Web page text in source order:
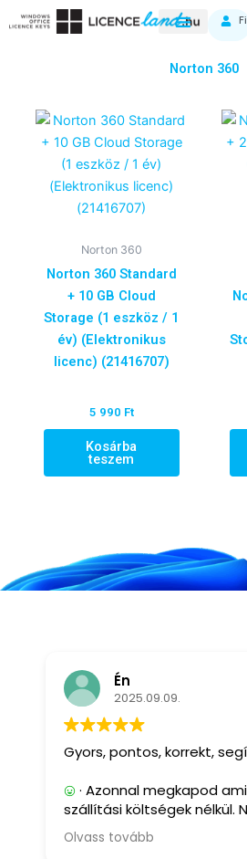
to
Norton 360
Norton 360
Norton 360 Standard
+ 10 GB Cloud
Storage (1 eszköz / 1
év) (Elektronikus
licenc) (21416707)
5 990 Ft
Kosárba
teszem
Én
2025.09.09.
Gyors, pontos, korrekt,
· Azonnal megkapod
szállítási költségek nélkül.
segítőkész, és korrekt eladó.
· Eddig nem
Olvass tovább